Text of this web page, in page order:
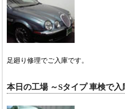
足廻り修理でご入庫です。
本日の工場 ～Sタイプ 車検で入